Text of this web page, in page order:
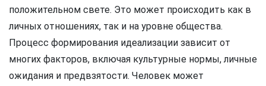
положительном свете. Это может происходить как в
личных отношениях, так и на уровне общества.
Процесс формирования идеализации зависит от
многих факторов, включая культурные нормы, личные
ожидания и предвзятости. Человек может